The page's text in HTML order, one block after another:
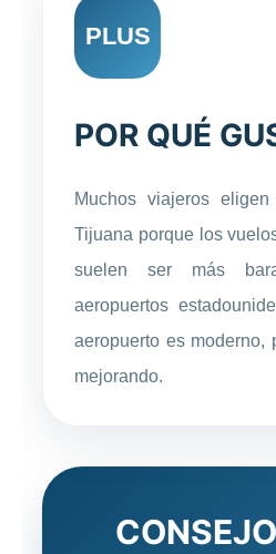
PLUS
POR QUÉ
Muchos viajeros
Tijuana porque los
suelen ser más
aeropuertos
aeropuerto es moderno,
mejorando.